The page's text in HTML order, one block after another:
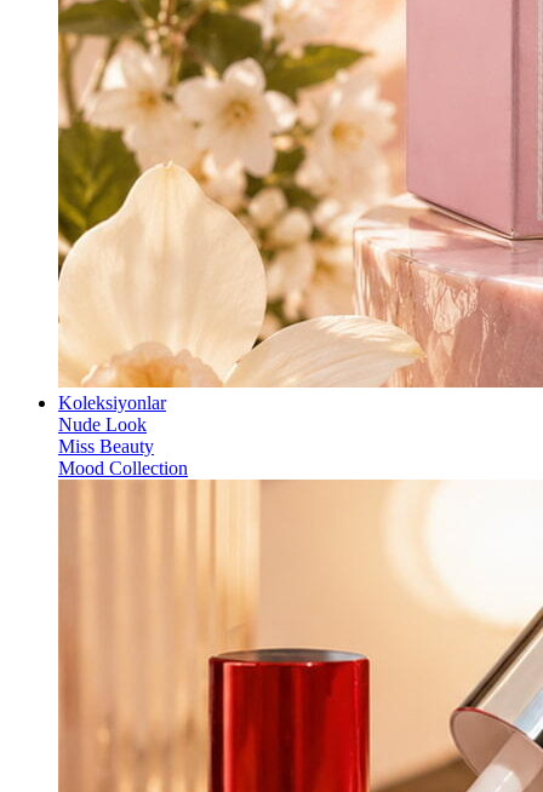
Koleksiyonlar
Nude Look
Miss Beauty
Mood Collection